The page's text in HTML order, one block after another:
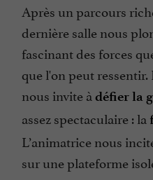
Après un parcours
dernière salle nous
fascinant des forces
que l'on peut
nous invite à défier la
assez spectaculaire : la
L’animatrice nous
sur une plateforme